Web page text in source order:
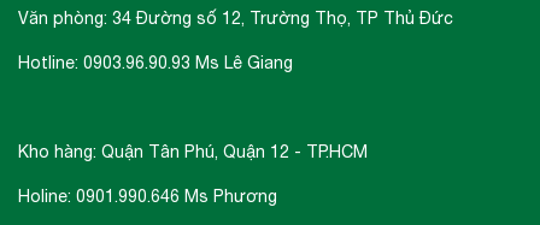
Văn phòng: 34 Đường số 12, Trường Thọ, TP Thủ Đức
Hotline: 0903.96.90.93 Ms Lê Giang
Kho hàng: Quận Tân Phú, Quận 12 - TP.HCM
Holine: 0901.990.646 Ms Phương